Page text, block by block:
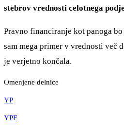
stebrov vrednosti celotnega
Pravno financiranje kot panoga bo
sam mega primer v vrednosti več
je verjetno končala.
Omenjene delnice
YP
YPF